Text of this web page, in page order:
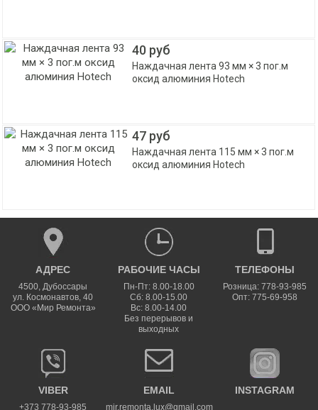
40 руб
Наждачная лента 93 мм × 3 пог.м
оксид алюминия Hotech
47 руб
Наждачная лента 115 мм × 3 пог.м
оксид алюминия Hotech
АДРЕС
4500,Дубоссары
ул. Космонавтов, 40
ООО «Мир Ремонта»
РАБОЧИЕ ЧАСЫ
Пн-Пт: 8.00-18.00
Сб: 8.00-15.00
Вс: 8.00-14.00
Без перерывов и
выходных
ТЕЛЕФОНЫ
Розница: 778-93-985
Опт: 775-69-958
VIBER
+373 778-93-985
EMAIL
mir.remonta.lux@gmail.com
INSTAGRAM